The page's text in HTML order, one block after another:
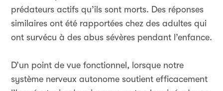
prédateurs actifs qu’ils sont morts. Des réponses
similaires ont été rapportées chez des adultes qui
ont survécu à des abus sévères pendant l’enfance.
D’un point de vue fonctionnel, lorsque notre
système nerveux autonome soutient efficacement